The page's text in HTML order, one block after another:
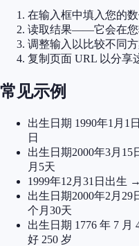
在输入框中填入您的数
读取结果——它会在您
调整输入以比较不同方
复制页面 URL 以分享
常见示例
出生日期 1990年1月1
日
出生日期2000年3月15
月5天
1999年12月31日出生
出生日期2000年2月29
个月30天
出生日期 1776 年 7 月
好 250 岁